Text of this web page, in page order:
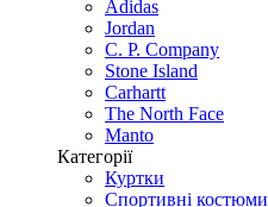
Adidas
Jordan
C. P. Company
Stone Island
Carhartt
The North Face
Manto
Категорії
Куртки
Спортивні костюми